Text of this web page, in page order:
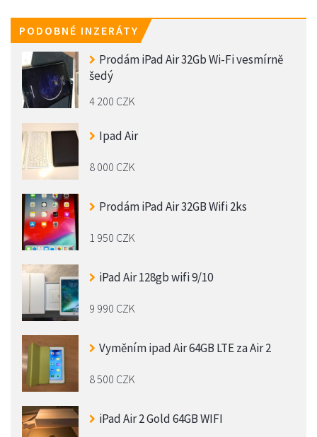
PODOBNÉ INZERÁTY
Prodám iPad Air 32Gb Wi-Fi vesmírně
šedý
4 200 CZK
Ipad Air
8 000 CZK
Prodám iPad Air 32GB Wifi 2ks
1 950 CZK
iPad Air 128gb wifi 9/10
9 990 CZK
Vyměním ipad Air 64GB LTE za Air 2
8 500 CZK
iPad Air 2 Gold 64GB WIFI